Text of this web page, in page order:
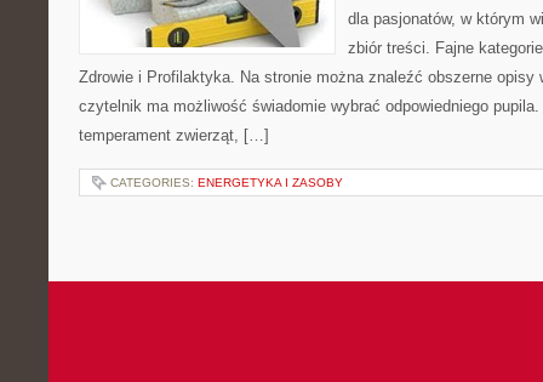
dla pasjonatów, w którym
zbiór treści. Fajne
Zdrowie i Profilaktyka. Na stronie można znaleźć obszerne opisy
czytelnik ma możliwość świadomie wybrać odpowiedniego
temperament zwierząt, […]
CATEGORIES: ENERGETYKA I ZASOBY